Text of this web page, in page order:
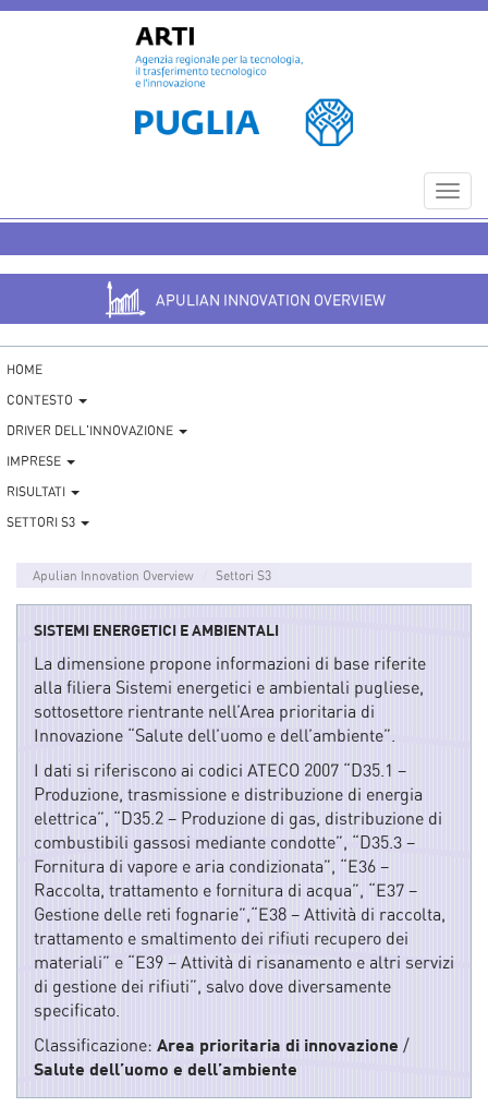
APULIAN INNOVATION OVERVIEW
HOME
CONTESTO
DRIVER DELL'INNOVAZIONE
IMPRESE
RISULTATI
SETTORI S3
Apulian Innovation Overview Settori S3
SISTEMI ENERGETICI E AMBIENTALI
La dimensione propone informazioni di base riferite
alla filiera Sistemi energetici e ambientali pugliese,
sottosettore rientrante nell’Area prioritaria di
Innovazione “Salute dell’uomo e dell’ambiente”.
I dati si riferiscono ai codici ATECO 2007 “D35.1 –
Produzione, trasmissione e distribuzione di energia
elettrica”, “D35.2 – Produzione di gas, distribuzione di
combustibili gassosi mediante condotte”, “D35.3 –
Fornitura di vapore e aria condizionata”, “E36 –
Raccolta, trattamento e fornitura di acqua”, “E37 –
Gestione delle reti fognarie”,“E38 – Attività di raccolta,
trattamento e smaltimento dei rifiuti recupero dei
materiali” e “E39 – Attività di risanamento e altri servizi
di gestione dei rifiuti”, salvo dove diversamente
specificato.
Classificazione: Area prioritaria di innovazione /
Salute dell’uomo e dell’ambiente